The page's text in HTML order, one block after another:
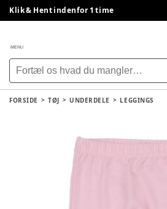
Klik & Hent indenfor 1 time
MENU
FORSIDE TØJ UNDERDELE LEGGINGS